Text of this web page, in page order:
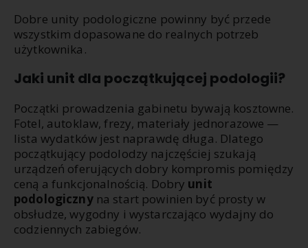
Dobre unity podologiczne powinny być przede
wszystkim dopasowane do realnych potrzeb
użytkownika.
Jaki unit dla początkującej podologii?
Początki prowadzenia gabinetu bywają kosztowne.
Fotel, autoklaw, frezy, materiały jednorazowe —
lista wydatków jest naprawdę długa. Dlatego
początkujący podolodzy najczęściej szukają
urządzeń oferujących dobry kompromis pomiędzy
ceną a funkcjonalnością. Dobry unit
podologicznyna start powinien być prosty w
obsłudze, wygodny i wystarczająco wydajny do
codziennych zabiegów.